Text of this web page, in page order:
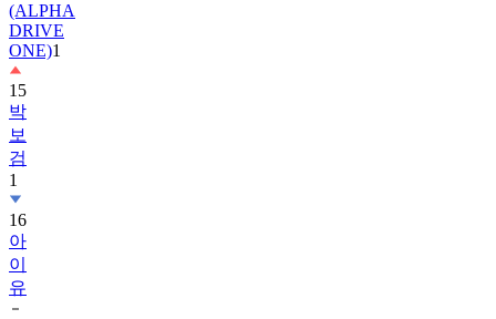
(ALPHA
DRIVE
ONE)1
15
박
보
검
1
16
아
이
유